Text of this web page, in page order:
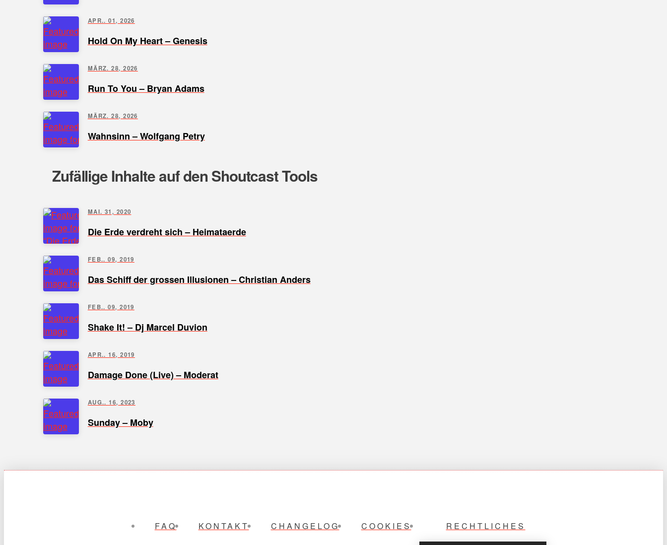
APR.. 01, 2026
Hold On My Heart – Genesis
MÄRZ. 28, 2026
Run To You – Bryan Adams
MÄRZ. 28, 2026
Wahnsinn – Wolfgang Petry
Zufällige Inhalte auf den Shoutcast Tools
MAI. 31, 2020
Die Erde verdreht sich – Heimataerde
FEB.. 09, 2019
Das Schiff der grossen Illusionen – Christian Anders
FEB.. 09, 2019
Shake It! – Dj Marcel Duvion
APR.. 16, 2019
Damage Done (Live) – Moderat
AUG.. 16, 2023
Sunday – Moby
FAQ KONTAKT CHANGELOG COOKIES RECHTLICHES